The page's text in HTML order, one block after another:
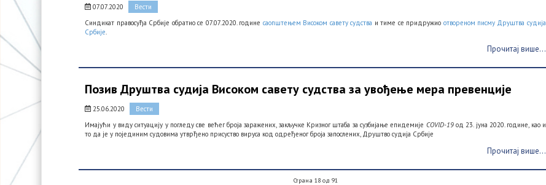
07.07.2020
Вести
Синдикат правосуђа Србије обратио се 07.07.2020. године саопштењем Високом савету судства и тиме се придружио отвореном писму Друштва судија
Србије.
Прочитај више...
Позив Друштва судија Високом савету судства за увођење мера превенције
25.06.2020
Вести
Имајући у виду ситуацију у погледу све већег броја заражених, закључке Кризног штаба за сузбијање епидемије COVID-19од 23. јуна 2020. године, као и
то да је у појединим судовима утврђено присуство вируса код одређеног броја запослених, Друштво судија Србије
Прочитај више...
Страна 18 од 91